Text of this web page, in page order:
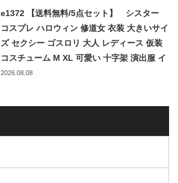
e1372 【送料無料/5点セット】 シスター
コスプレ ハロウィン 修道女 衣装 大きいサイ
ズ セクシー ゴスロリ 大人 レディース 仮装
コスチューム M XL 可愛い 十字架 演出服 イ
ベント パーティー 忘年会 新年会 修女 修道
2026.08.08